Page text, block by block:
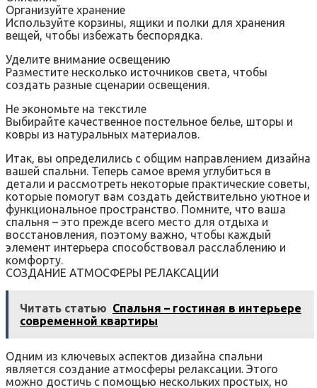
Организуйте хранение
Используйте корзины, ящики и полки для хранения
вещей, чтобы избежать беспорядка.
Уделите внимание освещению
Разместите несколько источников света, чтобы
создать разные сценарии освещения.
Не экономьте на текстиле
Выбирайте качественное постельное белье, шторы и
ковры из натуральных материалов.
Итак, вы определились с общим направлением дизайна
вашей спальни. Теперь самое время углубиться в
детали и рассмотреть некоторые практические советы,
которые помогут вам создать действительно уютное и
функциональное пространство. Помните, что ваша
спальня – это прежде всего место для отдыха и
восстановления, поэтому важно, чтобы каждый
элемент интерьера способствовал расслаблению и
комфорту.
СОЗДАНИЕ АТМОСФЕРЫ РЕЛАКСАЦИИ
Читать статью Спальня – гостиная в интерьере
современной квартиры
Одним из ключевых аспектов дизайна спальни
является создание атмосферы релаксации. Этого
можно достичь с помощью нескольких простых, но